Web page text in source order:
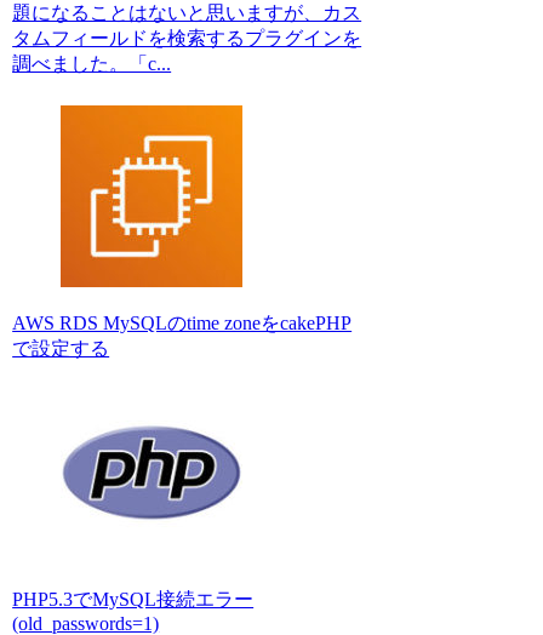
題になることはないと思いますが、カス
タムフィールドを検索するプラグインを
調べました。「c...
AWS RDS MySQLのtime zoneをcakePHP
で設定する
PHP5.3でMySQL接続エラー
(old_passwords=1)